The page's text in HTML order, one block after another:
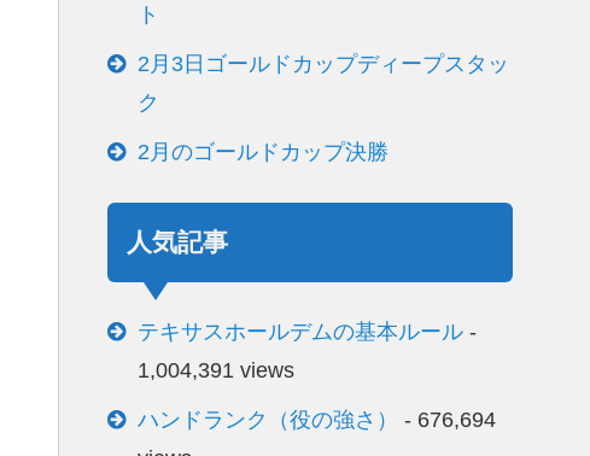
ト
2月3日ゴールドカップディープスタッ
ク
2月のゴールドカップ決勝
人気記事
テキサスホールデムの基本ルール -
1,004,391 views
ハンドランク（役の強さ）
- 676,694